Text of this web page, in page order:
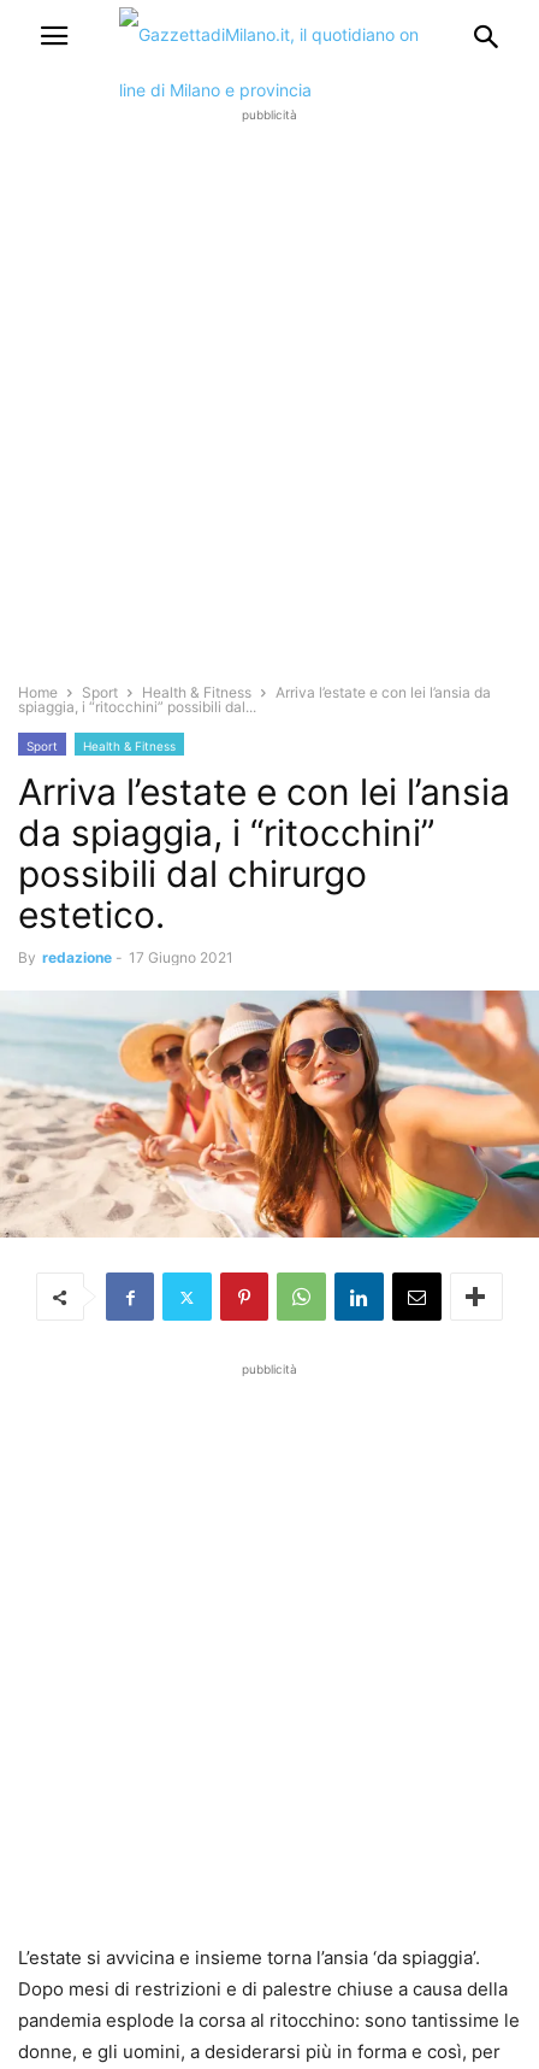
pubblicità
Home Sport Health & Fitness
Arriva l’estate e con lei l’ansia da
spiaggia, i “ritocchini” possibili dal...
Sport Health & Fitness
Arriva l’estate e con lei l’ansia
da spiaggia, i “ritocchini”
possibili dal chirurgo
estetico.
By redazione - 17 Giugno 2021
pubblicità
L’estate si avvicina e insieme torna l’ansia ‘da spiaggia’.
Dopo mesi di restrizioni e di palestre chiuse a causa della
pandemia esplode la corsa al ritocchino: sono tantissime le
donne, e gli uomini, a desiderarsi più in forma e così, per